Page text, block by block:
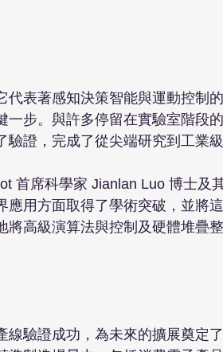
代表著感知決策智能與運動控制
一步。與許多停留在實驗室階段
證，完成了從尖端研究到工業級
首席科學家 Jianlan Luo 博士及
應用方面取得了學術突破，並將
將高級演算法與控制及硬體堆疊
線驗證成功，為未來的擴展奠定